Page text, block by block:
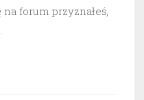
forum przyznałeś,